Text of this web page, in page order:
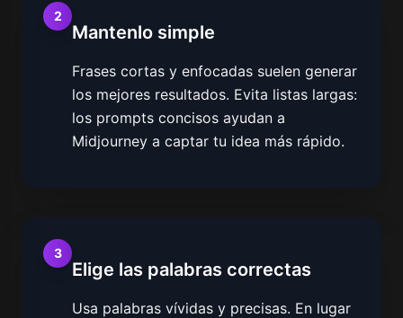
2
Mantenlo simple
Frases cortas y enfocadas suelen generar
los mejores resultados. Evita listas largas:
los prompts concisos ayudan a
Midjourney a captar tu idea más rápido.
3
Elige las palabras correctas
Usa palabras vívidas y precisas. En lugar